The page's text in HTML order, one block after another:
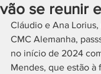
vão se reunir
Cláudio e Ana
CMC Alemanha,
no início de 2024
Mendes, que estão à